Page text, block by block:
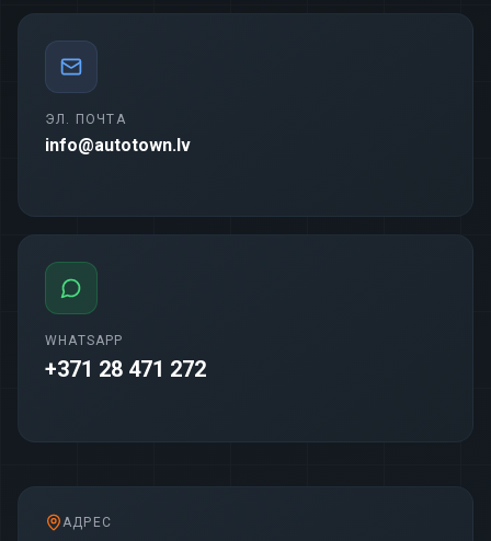
ЭЛ. ПОЧТА
info@autotown.lv
WHATSAPP
+371 28 471 272
АДРЕС